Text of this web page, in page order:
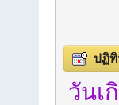
ปฏิทิ
วันเ